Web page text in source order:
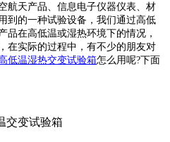
天产品、信息电子仪器仪表、材
到的一种试验设备，我们通过高低
品在高低温或湿热环境下的情况，
在实际的过程中，有不少的朋友对
低温湿热交变试验箱怎么用呢?下面